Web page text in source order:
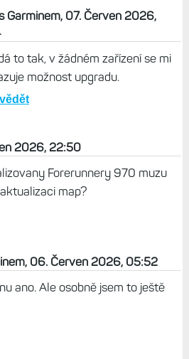
Garminem, 07. Červen 2026,
to tak, v žádném zařízení se mi
možnost upgradu.
2026, 22:50
Forerunnery 970 muzu
map?
06. Červen 2026, 05:52
ano. Ale osobně jsem to ještě